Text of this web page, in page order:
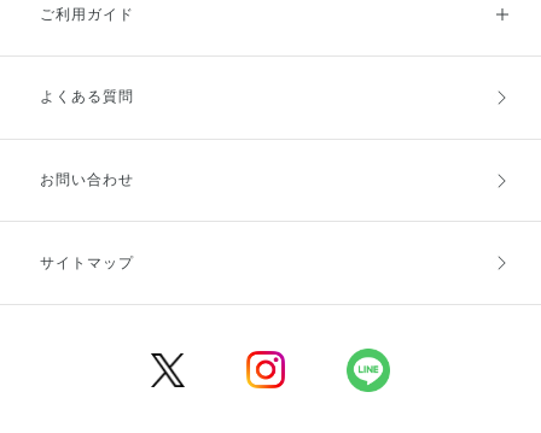
ご利用ガイド
ご利用ガイドトップ
お支払方法
キャンセル・返品・交換
よくある質問
お問い合わせ
サイトマップ